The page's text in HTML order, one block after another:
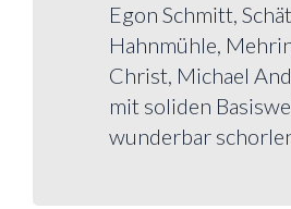
Egon Schmitt,
Hahnmühle,
Christ, Michael
mit soliden
wunderbar